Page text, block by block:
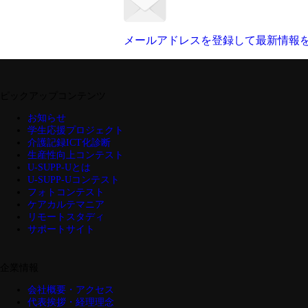
メールアドレスを登録して最新情報
お知らせ
学生応援プロジェクト
介護記録ICT化診断
生産性向上コンテスト
U-SUPP-Uとは
U-SUPP-Uコンテスト
フォトコンテスト
ケアカルテマニア
リモートスタディ
サポートサイト
会社概要・アクセス
代表挨拶・経理理念